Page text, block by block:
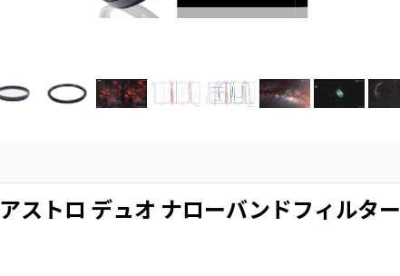
ストロ デュオ ナローバンドフィルター